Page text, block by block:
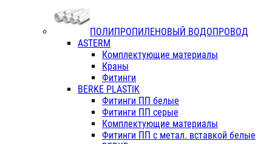
ПОЛИПРОПИЛЕНОВЫЙ ВОДОПРОВОД
ASTERM
Комплектующие материалы
Краны
Фитинги
BERKE PLASTIK
Фитинги ПП белые
Фитинги ПП серые
Комплектующие материалы
Фитинги ПП с метал. вставкой белые